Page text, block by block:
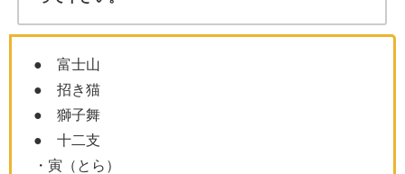
● 富士山
● 招き猫
● 獅子舞
● 十二支
・寅（とら）